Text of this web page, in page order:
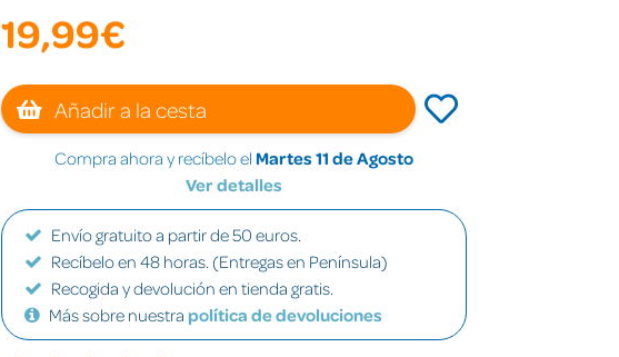
19,99€
Añadir a la cesta
Compra ahora y recíbelo el Martes 11 de Agosto
Ver detalles
Envío gratuito a partir de 50 euros.
Recíbelo en 48 horas. (Entregas en Península)
Recogida y devolución en tienda gratis.
Más sobre nuestra política de devoluciones